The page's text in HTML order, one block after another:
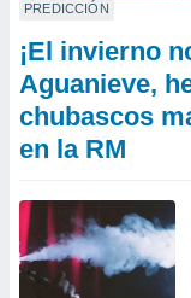
PREDICCIÓN
¡El invierno
Aguanieve,
chubascos
en la RM